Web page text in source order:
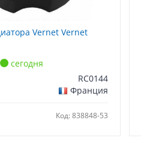
Vernet Vernet
сегодня
RC0144
Франция
Код: 838848-53